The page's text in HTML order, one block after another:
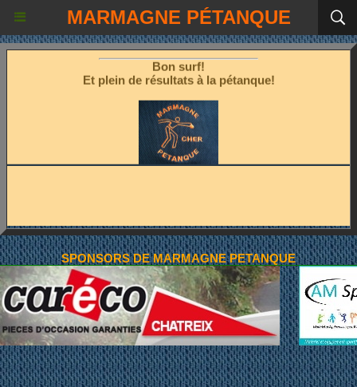
MARMAGNE PÉTANQUE
Place à la pétanque!
Bon surf!
Et plein de résultats à la pétanque!
SPONSORS DE MARMAGNE PETANQUE